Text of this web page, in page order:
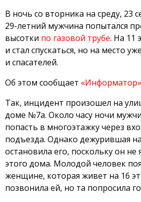
В ночь со вторника на среду, 23
29-летний мужчина попытался
высотки по газовой трубе. На 11
и стал спускаться, но на место
и спасателей.
Об этом сообщает «Информатор»
Так, инцидент произошел на
доме №7а. Около часу ночи
попасть в многоэтажку через
подъезда. Однако дежурившая
остановила его, поскольку он
этого дома. Молодой человек
женщине, которая живет на 16
позвонила ей, но та попросила